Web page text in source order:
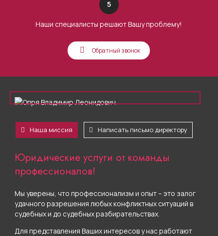
5
Наши специалисты решают Вашу проблему!
Обратный звонок
Наша миссия Написать письмо директору
Юридические услуги от команды
профессионалов!
Мы уверены, что профессионализм и опыт – это залог
удачного разрешения любых конфликтных ситуаций в
судебных и до судебных разбирательствах.
Для представления Ваших интересов у нас работают